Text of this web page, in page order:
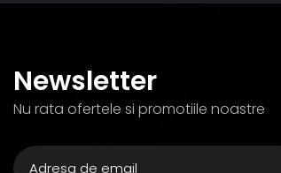
Newsletter
Nu rata ofertele si promotiile noastre